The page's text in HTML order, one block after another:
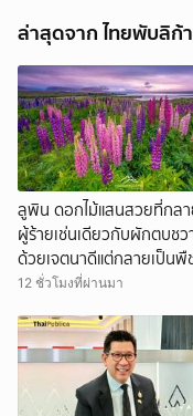
ล่าสุดจาก ไทยพับลิก้า
ลูพิน ดอกไม้แสนสวยที่กลา
ผู้ร้ายเช่นเดียวกับผักตบช
ด้วยเจตนาดีแต่กลายเป็นพื
ทั่วโลก
12 ชั่วโมงที่ผ่านมา